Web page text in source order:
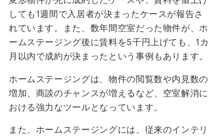
しても1週間で入居者が決まったケースが報告さ
れています。また、数年間空室だった物件が、ホ
ームステージング後に賃料を5千円上げても、1カ
月以内で成約が決まったという事例もあります。
ホームステージングは、物件の閲覧数や内見数の
増加、商談のチャンスが増えるなど、空室解消に
おける強力なツールとなっています。
また、ホームステージングには、従来のインテリ